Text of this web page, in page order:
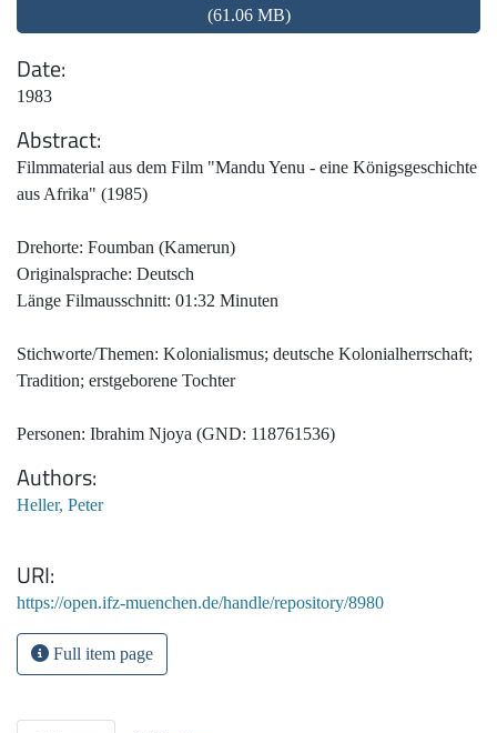
(61.06 MB)
Date
1983
Abstract
Filmmaterial aus dem Film "Mandu Yenu - eine Königsgeschichte
aus Afrika" (1985)
Drehorte: Foumban (Kamerun)
Originalsprache: Deutsch
Länge Filmausschnitt: 01:32 Minuten
Stichworte/Themen: Kolonialismus; deutsche Kolonialherrschaft;
Tradition; erstgeborene Tochter
Personen: Ibrahim Njoya (GND: 118761536)
Authors
Heller, Peter
URI
https://open.ifz-muenchen.de/handle/repository/8980
Full item page